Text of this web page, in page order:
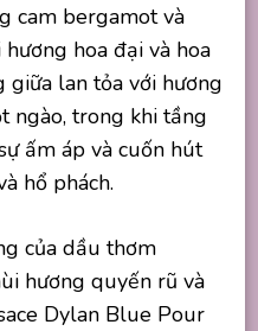
cam bergamot và
hoa đại và hoa
giữa lan tỏa với hương
ngào, trong khi tầng
ấm áp và cuốn hút
hổ phách.
của dầu thơm
hương quyến rũ và
Dylan Blue Pour